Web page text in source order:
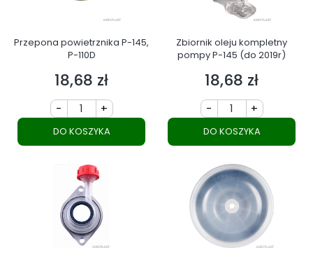
Przepona powietrznika P-145,
P-110D
Cena
18,68 zł
- +
DO KOSZYKA
Zbiornik oleju kompletny
pompy P-145 (do 2019r)
Cena
18,68 zł
- +
DO KOSZYKA